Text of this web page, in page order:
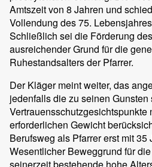
Amtszeit von 8 Jahren und
Vollendung des 75.
Schließlich sei die Förderung
ausreichender Grund für die
Ruhestandsalters der Pfarrer.
Der Kläger meint weiter, das
jedenfalls die zu seinen Gunsten
Vertrauensschutzgesichtspunkte
erforderlichen Gewicht
Berufsweg als Pfarrer erst mit
Wesentlicher Beweggrund für